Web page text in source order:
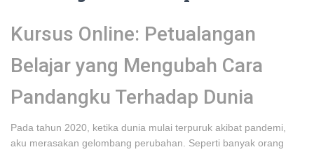
Kursus Online: Petualangan
Belajar yang Mengubah Cara
Pandangku Terhadap Dunia
Pada tahun 2020, ketika dunia mulai terpuruk akibat pandemi,
aku merasakan gelombang perubahan. Seperti banyak orang